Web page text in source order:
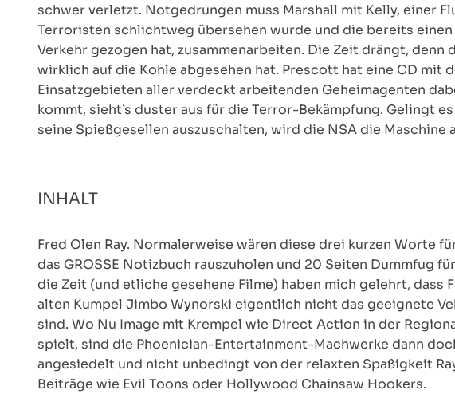
schwer verletzt. Notgedrungen muss Marshall mit Kelly, einer
Terroristen schlichtweg übersehen wurde und die bereits
Verkehr gezogen hat, zusammenarbeiten. Die Zeit drängt, denn
wirklich auf die Kohle abgesehen hat. Prescott hat eine CD mit
Einsatzgebieten aller verdeckt arbeitenden Geheimagenten
kommt, sieht’s duster aus für die Terror-Bekämpfung. Gelingt
seine Spießgesellen auszuschalten, wird die NSA die Maschine
INHALT
Fred Olen Ray. Normalerweise wären diese drei kurzen Worte
das GROSSE Notizbuch rauszuholen und 20 Seiten Dummfug
die Zeit (und etliche gesehene Filme) haben mich gelehrt, dass
alten Kumpel Jimbo Wynorski eigentlich nicht das geeignete
sind. Wo Nu Image mit Krempel wie Direct Action in der
spielt, sind die Phoenician-Entertainment-Machwerke dann
angesiedelt und nicht unbedingt von der relaxten Spaßigkeit
Beiträge wie Evil Toons oder Hollywood Chainsaw Hookers.